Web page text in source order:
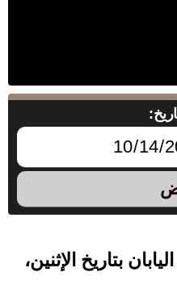
بتاريخ الإثنين،